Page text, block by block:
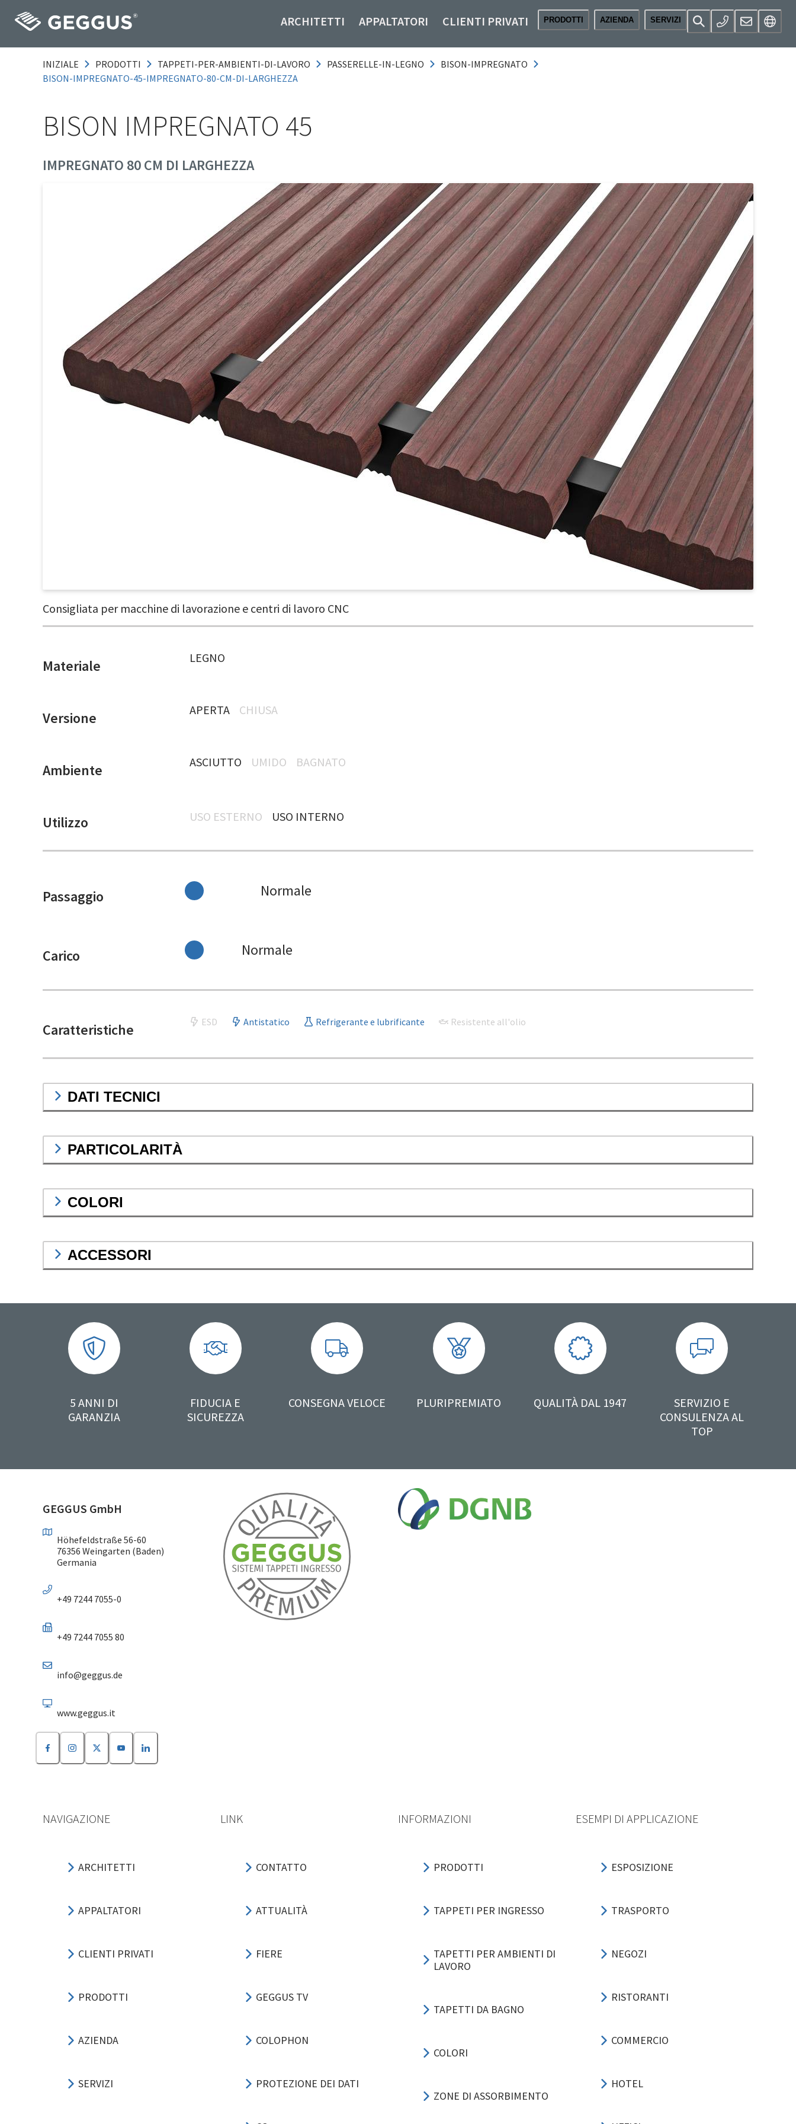
ARCHITETTI APPALTATORI CLIENTI PRIVATI PRODOTTI AZIENDA SERVIZI
INIZIALE PRODOTTI TAPPETI-PER-AMBIENTI-DI-LAVORO PASSERELLE-IN-LEGNO
BISON-IMPREGNATO
BISON-IMPREGNATO-45-IMPREGNATO-80-CM-DI-LARGHEZZA
BISON IMPREGNATO 45
IMPREGNATO 80 CM DI LARGHEZZA
Consigliata per macchine di lavorazione e centri di lavoro CNC
Materiale LEGNO
Versione APERTA CHIUSA
Ambiente ASCIUTTO UMIDO BAGNATO
Utilizzo USO ESTERNO USO INTERNO
Passaggio Normale
Carico Normale
Caratteristiche ESD Antistatico Refrigerante e lubrificante Resistente all'olio
DATI TECNICI
PARTICOLARITÀ
COLORI
ACCESSORI
5 ANNI DI
GARANZIA
FIDUCIA E
SICUREZZA
CONSEGNA VELOCE PLURIPREMIATO QUALITÀ DAL 1947
SERVIZIO E
CONSULENZA AL
TOP
GEGGUS GmbH
Höhefeldstraße 56-60
76356 Weingarten (Baden)
Germania
+49 7244 7055-0
+49 7244 7055 80
info@geggus.de
www.geggus.it
NAVIGAZIONE
ARCHITETTI
APPALTATORI
CLIENTI PRIVATI
PRODOTTI
AZIENDA
SERVIZI
LINK
CONTATTO
ATTUALITÀ
FIERE
GEGGUS TV
COLOPHON
PROTEZIONE DEI DATI
INFORMAZIONI
PRODOTTI
TAPPETI PER INGRESSO
TAPETTI PER AMBIENTI DI
LAVORO
TAPETTI DA BAGNO
COLORI
ZONE DI ASSORBIMENTO
ESEMPI DI APPLICAZIONE
ESPOSIZIONE
TRASPORTO
NEGOZI
RISTORANTI
COMMERCIO
HOTEL